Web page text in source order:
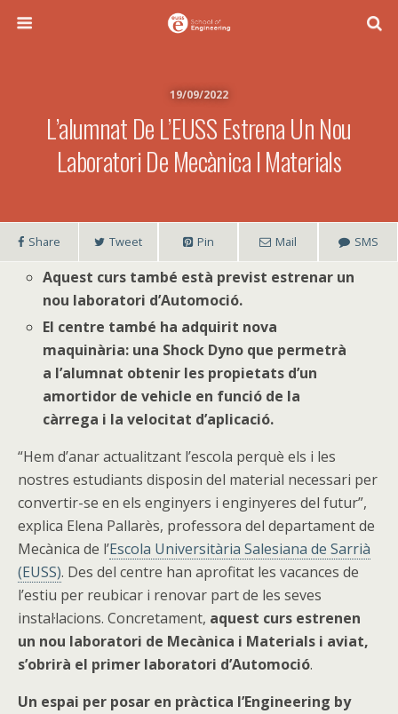
19/09/2022
L’alumnat De L’EUSS Estrena Un Nou
Laboratori De Mecànica I Materials
Share Tweet Pin Mail SMS
Aquest curs també està previst estrenar un
nou laboratori d’Automoció.
El centre també ha adquirit nova
maquinària: una Shock Dyno que permetrà
a l’alumnat obtenir les propietats d’un
amortidor de vehicle en funció de la
càrrega i la velocitat d’aplicació.
“Hem d’anar actualitzant l’escola perquè els i les
nostres estudiants disposin del material necessari per
convertir-se en els enginyers i enginyeres del futur”,
explica Elena Pallarès, professora del departament de
Mecànica de l’Escola Universitària Salesiana de Sarrià
(EUSS). Des del centre han aprofitat les vacances de
l’estiu per reubicar i renovar part de les seves
instal·lacions. Concretament, aquest curs estrenen
un nou laboratori de Mecànica i Materials i aviat,
s’obrirà el primer laboratori d’Automoció.
Un espai per posar en pràctica l’Engineering by